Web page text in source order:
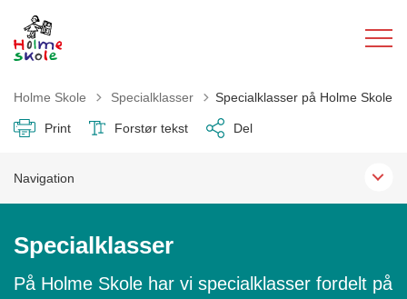
Holme Skole Tilbage til
Specialklasser Specialklasser på Holme Skole
Print Forstør tekst Del
Navigation
Specialklasser
På Holme Skole har vi specialklasser fordelt på